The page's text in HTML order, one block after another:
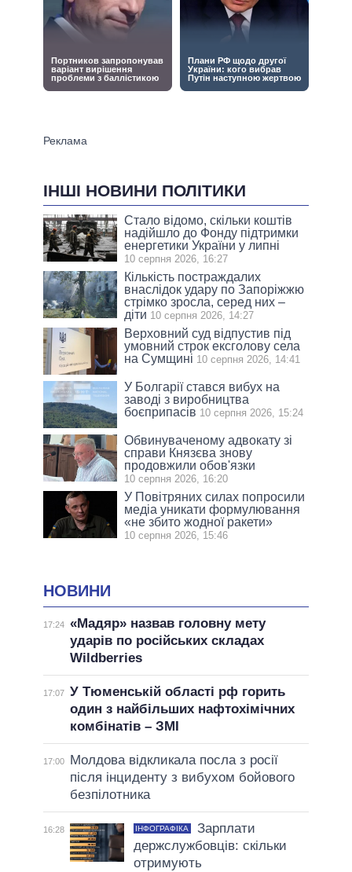
ІНШІ НОВИНИ ПОЛІТИКИ
Стало відомо, скільки коштів
надійшло до Фонду підтримки
енергетики України у липні
10 серпня 2026, 16:27
Кількість постраждалих
внаслідок удару по Запоріжжю
стрімко зросла, серед них –
діти 10 серпня 2026, 14:27
Верховний суд відпустив під
умовний строк ексголову села
на Сумщині 10 серпня 2026, 14:41
У Болгарії стався вибух на
заводі з виробництва
боєприпасів 10 серпня 2026, 15:24
Обвинуваченому адвокату зі
справи Князєва знову
продовжили обов'язки
10 серпня 2026, 16:20
У Повітряних силах попросили
медіа уникати формулювання
«не збито жодної ракети»
10 серпня 2026, 15:46
НОВИНИ
17:24 «Мадяр» назвав головну мету
ударів по російських складах
Wildberries
17:07 У Тюменській області рф горить
один з найбільших нафтохімічних
комбінатів – ЗМІ
17:00
Молдова відкликала посла з росії
після інциденту з вибухом бойового
безпілотника
16:28 ІНФОГРАФІКА
Зарплати
держслужбовців: скільки
отримують